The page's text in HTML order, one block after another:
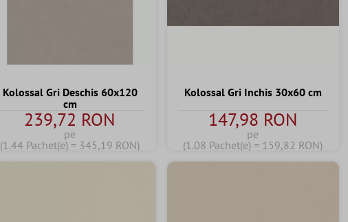
Kolossal Gri Deschis 60x120
cm
239,72 RON
pe
(1.44 Pachet(e) = 345,19 RON)
Kolossal Gri Inchis 30x60 cm
147,98 RON
pe
(1.08 Pachet(e) = 159,82 RON)